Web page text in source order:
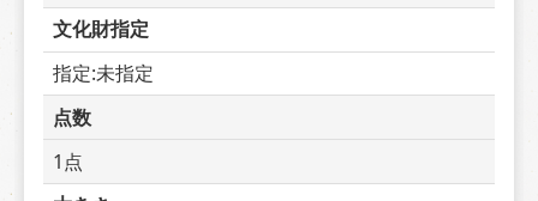
文化財指定
指定:未指定
点数
1点